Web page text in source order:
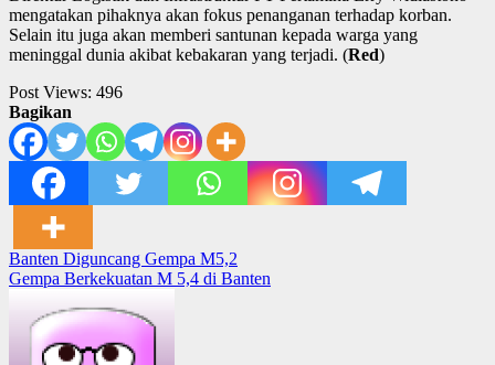
mengatakan pihaknya akan fokus penanganan terhadap korban.
Selain itu juga akan memberi santunan kepada warga yang
meninggal dunia akibat kebakaran yang terjadi. (Red)
Post Views: 496
Bagikan
Post
navigation
Banten Diguncang Gempa M5,2
Gempa Berkekuatan M 5,4 di Banten